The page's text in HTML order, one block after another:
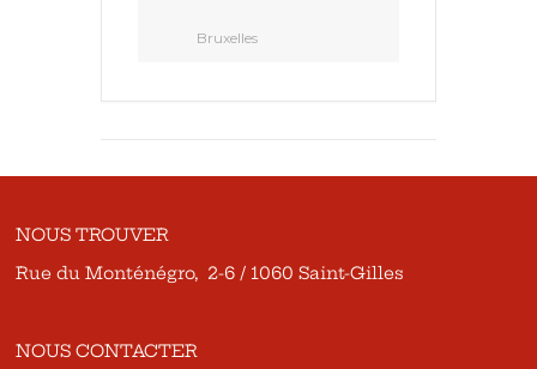
Bruxelles
NOUS TROUVER
Rue du Monténégro, 2-6 / 1060 Saint-Gilles
NOUS CONTACTER